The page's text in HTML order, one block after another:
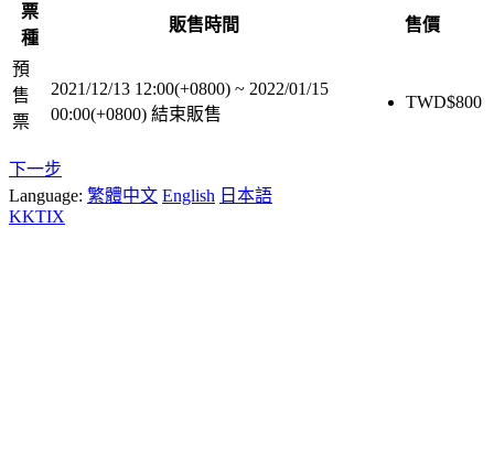
票
種
販售時間 售價
預
售
票
2021/12/13 12:00(+0800) ~ 2022/01/15
00:00(+0800) 結束販售
TWD$800
下一步
Language: 繁體中文 English 日本語
KKTIX